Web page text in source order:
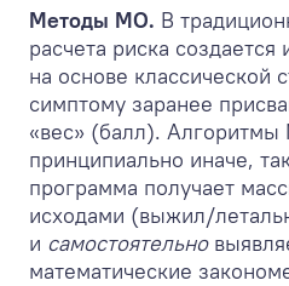
Методы МО. В
расчета риска создается
на основе классической
симптому заранее
«вес» (балл).
принципиально иначе,
программа получает
исходами (выжил/
и самостоятельно
математические